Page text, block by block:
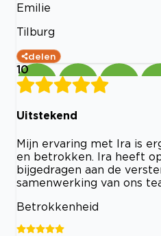
Emilie
Tilburg
delen
10
Uitstekend
Mijn ervaring met Ira is
en betrokken. Ira heeft
bijgedragen aan de
samenwerking van ons
Betrokkenheid